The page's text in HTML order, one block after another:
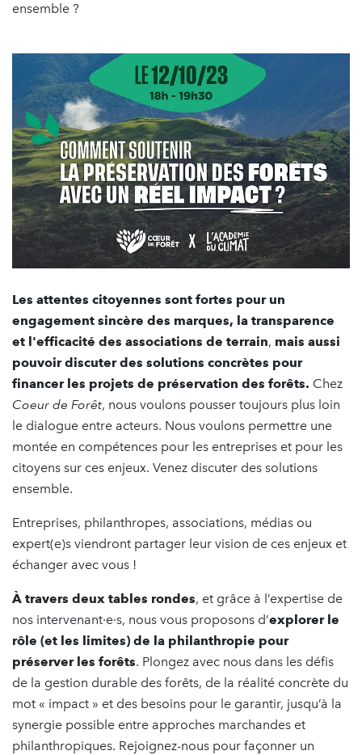
ensemble ?
Les attentes citoyennes sont fortes pour un
engagement sincère des marques, la transparence
et l'efficacité des associations de terrain, mais aussi
pouvoir discuter des solutions concrètes pour
financer les projets de préservation des forêts. Chez
Coeur de Forêt, nous voulons pousser toujours plus loin
le dialogue entre acteurs. Nous voulons permettre une
montée en compétences pour les entreprises et pour les
citoyens sur ces enjeux. Venez discuter des solutions
ensemble.
Entreprises, philanthropes, associations, médias ou
expert(e)s viendront partager leur vision de ces enjeux et
échanger avec vous !
À travers deux tables rondes, et grâce à l’expertise de
nos intervenant·e·s, nous vous proposons d’explorer le
rôle (et les limites) de la philanthropie pour
préserver les forêts. Plongez avec nous dans les défis
de la gestion durable des forêts, de la réalité concrète du
mot « impact » et des besoins pour le garantir, jusqu’à la
synergie possible entre approches marchandes et
philanthropiques. Rejoignez-nous pour façonner un